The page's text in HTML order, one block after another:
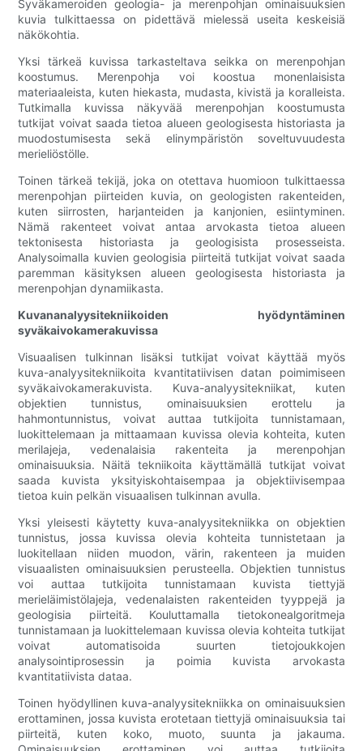
Syväkameroiden geologia- ja merenpohjan ominaisuuksien
kuvia tulkittaessa on pidettävä mielessä useita keskeisiä
näkökohtia.
Yksi tärkeä kuvissa tarkasteltava seikka on merenpohjan
koostumus. Merenpohja voi koostua monenlaisista
materiaaleista, kuten hiekasta, mudasta, kivistä ja koralleista.
Tutkimalla kuvissa näkyvää merenpohjan koostumusta
tutkijat voivat saada tietoa alueen geologisesta historiasta ja
muodostumisesta sekä elinympäristön soveltuvuudesta
merieliöstölle.
Toinen tärkeä tekijä, joka on otettava huomioon tulkittaessa
merenpohjan piirteiden kuvia, on geologisten rakenteiden,
kuten siirrosten, harjanteiden ja kanjonien, esiintyminen.
Nämä rakenteet voivat antaa arvokasta tietoa alueen
tektonisesta historiasta ja geologisista prosesseista.
Analysoimalla kuvien geologisia piirteitä tutkijat voivat saada
paremman käsityksen alueen geologisesta historiasta ja
merenpohjan dynamiikasta.
Kuvananalyysitekniikoiden hyödyntäminen
syväkaivokamerakuvissa
Visuaalisen tulkinnan lisäksi tutkijat voivat käyttää myös
kuva-analyysitekniikoita kvantitatiivisen datan poimimiseen
syväkaivokamerakuvista. Kuva-analyysitekniikat, kuten
objektien tunnistus, ominaisuuksien erottelu ja
hahmontunnistus, voivat auttaa tutkijoita tunnistamaan,
luokittelemaan ja mittaamaan kuvissa olevia kohteita, kuten
merilajeja, vedenalaisia ​​rakenteita ja merenpohjan
ominaisuuksia. Näitä tekniikoita käyttämällä tutkijat voivat
saada kuvista yksityiskohtaisempaa ja objektiivisempaa
tietoa kuin pelkän visuaalisen tulkinnan avulla.
Yksi yleisesti käytetty kuva-analyysitekniikka on objektien
tunnistus, jossa kuvissa olevia kohteita tunnistetaan ja
luokitellaan niiden muodon, värin, rakenteen ja muiden
visuaalisten ominaisuuksien perusteella. Objektien tunnistus
voi auttaa tutkijoita tunnistamaan kuvista tiettyjä
merieläimistölajeja, vedenalaisten rakenteiden tyyppejä ja
geologisia piirteitä. Kouluttamalla tietokonealgoritmeja
tunnistamaan ja luokittelemaan kuvissa olevia kohteita tutkijat
voivat automatisoida suurten tietojoukkojen
analysointiprosessin ja poimia kuvista arvokasta
kvantitatiivista dataa.
Toinen hyödyllinen kuva-analyysitekniikka on ominaisuuksien
erottaminen, jossa kuvista erotetaan tiettyjä ominaisuuksia tai
piirteitä, kuten koko, muoto, suunta ja jakauma.